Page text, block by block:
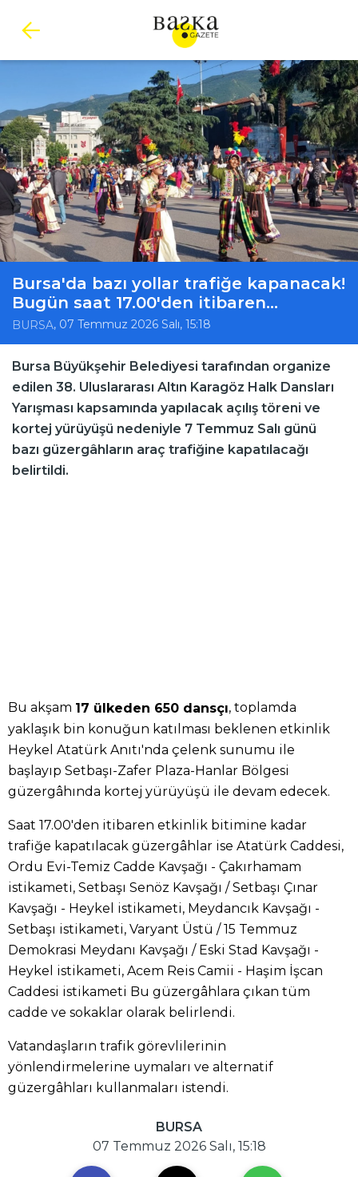
Bursa'da bazı yollar trafiğe kapanacak!
Bugün saat 17.00'den itibaren...
BURSA, 07 Temmuz 2026 Salı, 15:18
Bursa Büyükşehir Belediyesi tarafından organize
edilen 38. Uluslararası Altın Karagöz Halk Dansları
Yarışması kapsamında yapılacak açılış töreni ve
kortej yürüyüşü nedeniyle 7 Temmuz Salı günü
bazı güzergâhların araç trafiğine kapatılacağı
belirtildi.
Bu akşam 17 ülkeden 650 dansçı, toplamda
yaklaşık bin konuğun katılması beklenen etkinlik
Heykel Atatürk Anıtı'nda çelenk sunumu ile
başlayıp Setbaşı-Zafer Plaza-Hanlar Bölgesi
güzergâhında kortej yürüyüşü ile devam edecek.
Saat 17.00'den itibaren etkinlik bitimine kadar
trafiğe kapatılacak güzergâhlar ise Atatürk Caddesi,
Ordu Evi-Temiz Cadde Kavşağı - Çakırhamam
istikameti, Setbaşı Senöz Kavşağı / Setbaşı Çınar
Kavşağı - Heykel istikameti, Meydancık Kavşağı -
Setbaşı istikameti, Varyant Üstü / 15 Temmuz
Demokrasi Meydanı Kavşağı / Eski Stad Kavşağı -
Heykel istikameti, Acem Reis Camii - Haşim İşcan
Caddesi istikameti Bu güzergâhlara çıkan tüm
cadde ve sokaklar olarak belirlendi.
Vatandaşların trafik görevlilerinin
yönlendirmelerine uymaları ve alternatif
güzergâhları kullanmaları istendi.
BURSA
07 Temmuz 2026 Salı, 15:18